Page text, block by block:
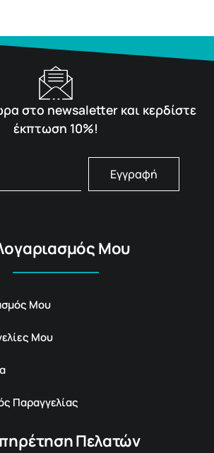
στο newsaletter και κερδίστε
έκπτωση 10%!
Εγγραφή
Μου
Μου
Μου
Παραγγελίας
Πελατών